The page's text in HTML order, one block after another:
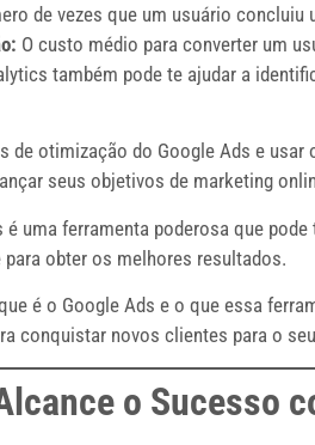
de vezes que um usuário
O custo médio para converter um
também pode te ajudar a
de otimização do Google Ads e usar
seus objetivos de marketing
é uma ferramenta poderosa que
obter os melhores resultados.
é o Google Ads e o que essa
conquistar novos clientes para o
o Sucesso